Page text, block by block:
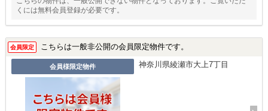
くには無料会員登録が必要です。
会員限定 こちらは一般非公開の会員限定物件です。
会員様限定物件 神奈川県綾瀬市大上7丁目